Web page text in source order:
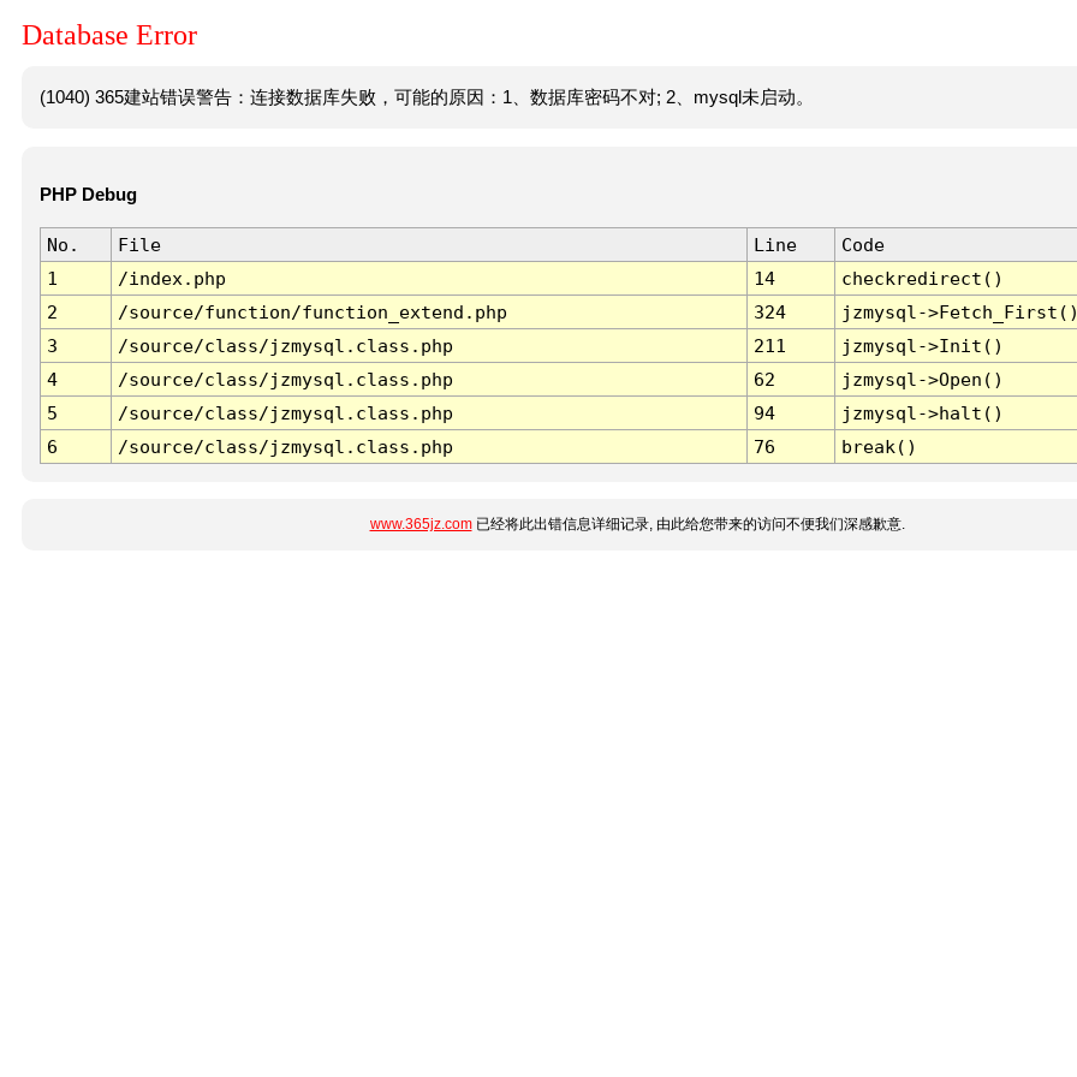
Database Error
(1040) 365建站错误警告：连接数据库失败，可能的原因：1、数据库密码不对; 2、mysql未启动。
PHP Debug
No. File Line
Code
1
/index.php 14
checkredirect()
2
/source/function/function_extend.php 324
jzmysql-
3
/source/class/jzmysql.class.php 211
jzmysql->Init()
4
/source/class/jzmysql.class.php 62
jzmysql->Open()
5
/source/class/jzmysql.class.php 94
jzmysql->halt()
6
/source/class/jzmysql.class.php 76 break()
www.365jz.com已经将此出错信息详细记录, 由此给您带来的访问不便我们深感歉意.